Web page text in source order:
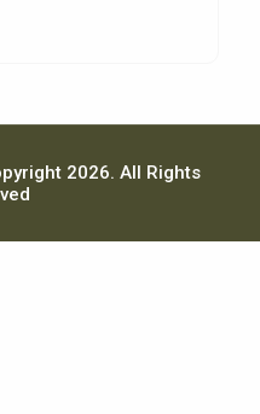
2026. All Rights